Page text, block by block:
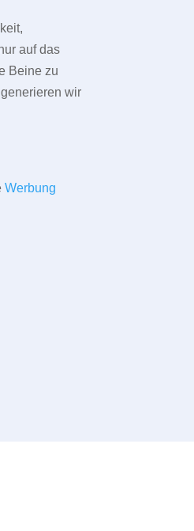
auf das
Beine zu
wir
Werbung